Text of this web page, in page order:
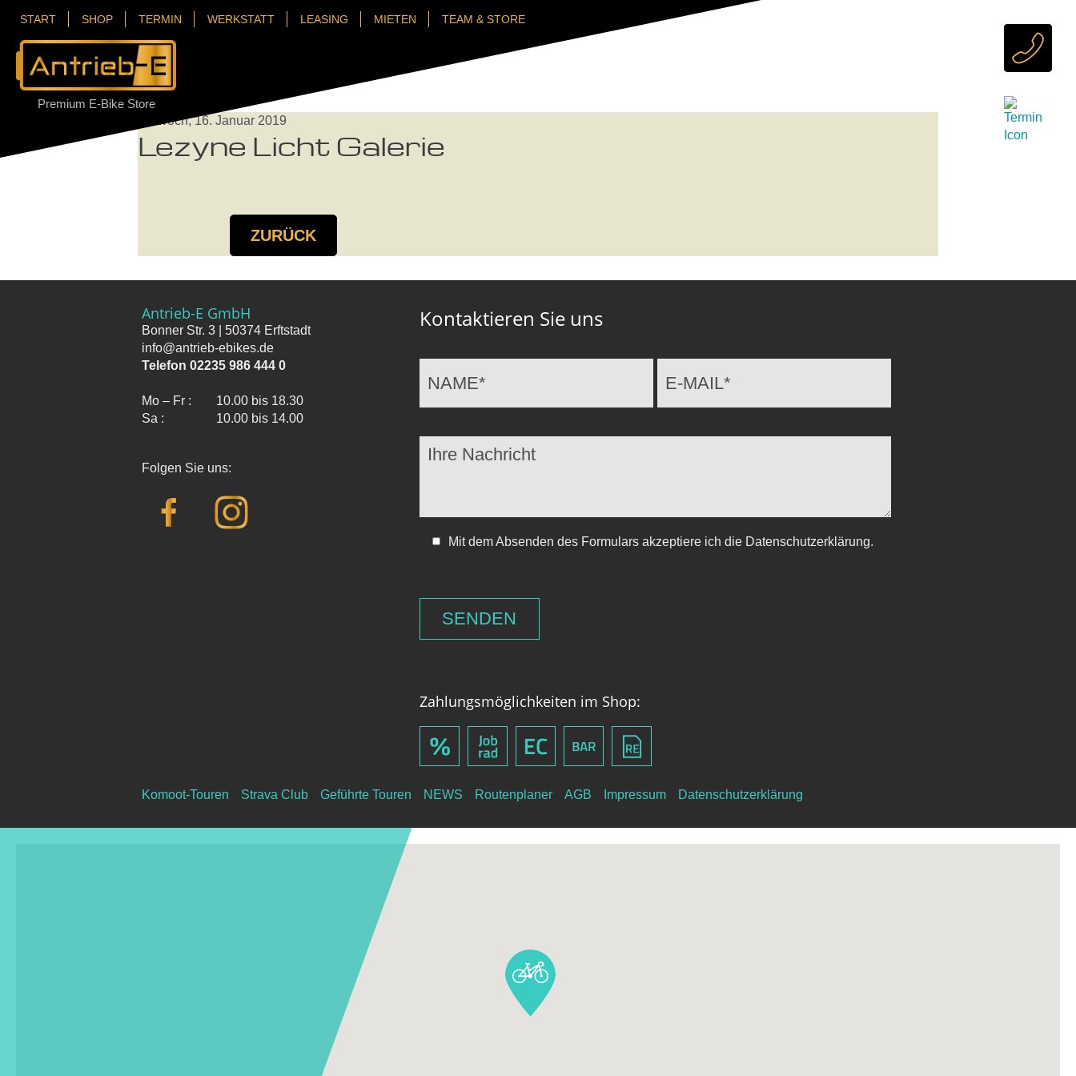
START SHOP TERMIN WERKSTATT LEASING MIETEN TEAM & STORE
Premium E-Bike Store
Mittwoch, 16. Januar 2019
Lezyne Licht Galerie
ZURÜCK
Antrieb-E GmbH
Bonner Str. 3 | 50374 Erftstadt
info@antrieb-ebikes.de
Telefon 02235 986 444 0
Mo – Fr :
Sa :
10.00 bis 18.30
10.00 bis 14.00
Folgen Sie uns:
Kontaktieren Sie uns
Mit dem Absenden des Formulars akzeptiere ich die Datenschutzerklärung.
Zahlungsmöglichkeiten im Shop:
Komoot-Touren Strava Club Geführte Touren NEWS Routenplaner AGB Impressum Datenschutzerklärung